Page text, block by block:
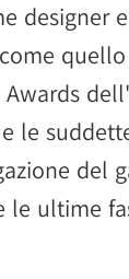
designer
le
del
le ultime